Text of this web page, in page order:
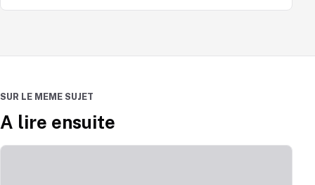
SUR LE MEME SUJET
A lire ensuite